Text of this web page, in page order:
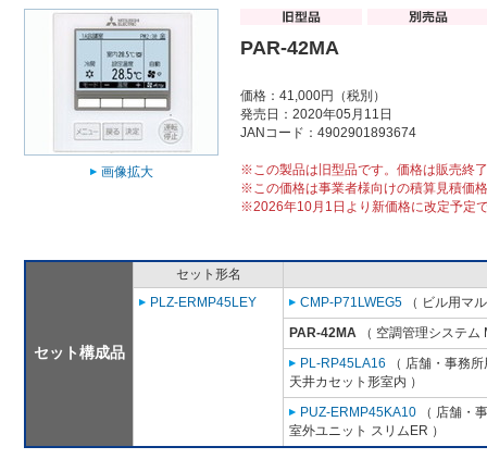
画像拡大
PAR-42MA
価格：41,000円（税別）
発売日：2020年05月11日
JANコード：4902901893674
※この製品は旧型品です。価格は販売終
※この価格は事業者様向けの積算見積価
※2026年10月1日より新価格に改定予定
セット構成品
セット形名
PLZ-ERMP45LEY
CMP-P71LWEG5 （ ビル用マ
PAR-42MA （ 空調管理システム
PL-RP45LA16 （ 店舗・事務
天井カセット形室内 ）
PUZ-ERMP45KA10 （ 店舗・
室外ユニット スリムER ）